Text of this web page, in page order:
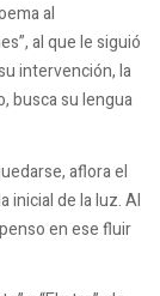
al
al que le siguió
intervención, la
busca su lengua
aflora el
inicial de la luz. Al
en ese fluir